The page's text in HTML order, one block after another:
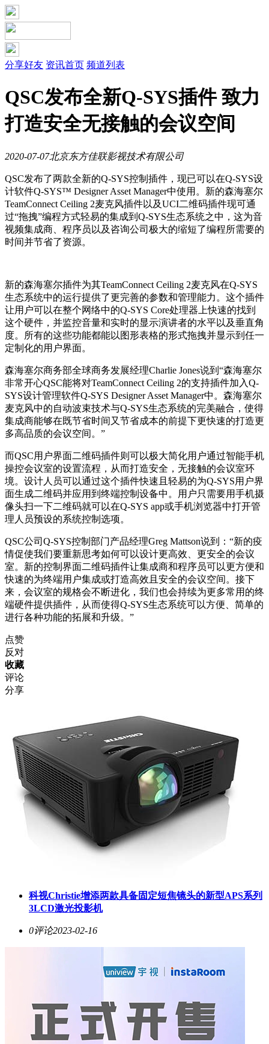
分享好友 资讯首页 频道列表
QSC发布全新Q-SYS插件 致力
打造安全无接触的会议空间
2020-07-07北京东方佳联影视技术有限公司
QSC发布了两款全新的Q-SYS控制插件，现已可以在Q-SYS设
计软件Q-SYS™ Designer Asset Manager中使用。新的森海塞尔
TeamConnect Ceiling 2麦克风插件以及UCI二维码插件现可通
过“拖拽”编程方式轻易的集成到Q-SYS生态系统之中，这为音
视频集成商、程序员以及咨询公司极大的缩短了编程所需要的
时间并节省了资源。
新的森海塞尔插件为其TeamConnect Ceiling 2麦克风在Q-SYS
生态系统中的运行提供了更完善的参数和管理能力。这个插件
让用户可以在整个网络中的Q-SYS Core处理器上快速的找到
这个硬件，并监控音量和实时的显示演讲者的水平以及垂直角
度。所有的这些功能都能以图形表格的形式拖拽并显示到任一
定制化的用户界面。
森海塞尔商务部全球商务发展经理Charlie Jones说到“森海塞尔
非常开心QSC能将对TeamConnect Ceiling 2的支持插件加入Q-
SYS设计管理软件Q-SYS Designer Asset Manager中。森海塞尔
麦克风中的自动波束技术与Q-SYS生态系统的完美融合，使得
集成商能够在既节省时间又节省成本的前提下更快速的打造更
多高品质的会议空间。”
而QSC用户界面二维码插件则可以极大简化用户通过智能手机
操控会议室的设置流程，从而打造安全，无接触的会议室环
境。设计人员可以通过这个插件快速且轻易的为Q-SYS用户界
面生成二维码并应用到终端控制设备中。用户只需要用手机摄
像头扫一下二维码就可以在Q-SYS app或手机浏览器中打开管
理人员预设的系统控制选项。
QSC公司Q-SYS控制部门产品经理Greg Mattson说到：“新的疫
情促使我们要重新思考如何可以设计更高效、更安全的会议
室。新的控制界面二维码插件让集成商和程序员可以更方便和
快速的为终端用户集成或打造高效且安全的会议空间。接下
来，会议室的规格会不断进化，我们也会持续为更多常用的终
端硬件提供插件，从而使得Q-SYS生态系统可以方便、简单的
进行各种功能的拓展和升级。”
点赞
反对
收藏
评论
分享
科视Christie增添两款具备固定短焦镜头的新型APS系列
3LCD激光投影机
0评论2023-02-16